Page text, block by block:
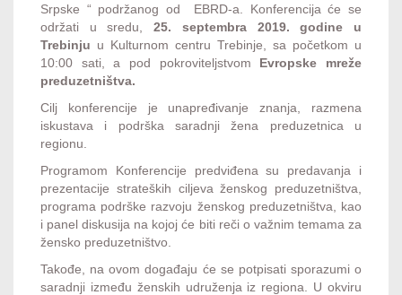
Srpske “ podržanog od EBRD-a. Konferencija će se
održati u sredu,25. septembra 2019. godine u
Trebinju u Kulturnom centru Trebinje, sa početkom u
10:00 sati, a pod pokroviteljstvom Evropske mreže
preduzetništva.
Cilj konferencije je unapređivanje znanja, razmena
iskustava i podrška saradnji žena preduzetnica u
regionu.
Programom Konferencije predviđena su predavanja i
prezentacije strateških ciljeva ženskog preduzetništva,
programa podrške razvoju ženskog preduzetništva, kao
i panel diskusija na kojoj će biti reči o važnim temama za
žensko preduzetništvo.
Takođe, na ovom događaju će se potpisati sporazumi o
saradnji između ženskih udruženja iz regiona. U okviru